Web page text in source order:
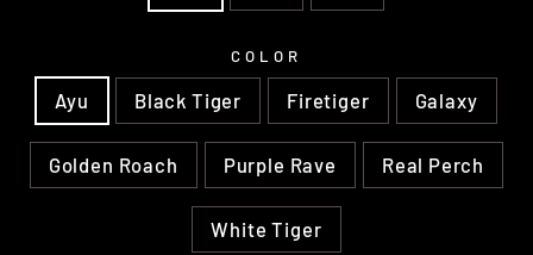
COLOR
Ayu Black Tiger Firetiger Galaxy
Golden Roach Purple Rave Real Perch
White Tiger